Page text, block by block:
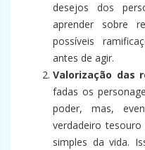
desejos dos
aprender sobre
possíveis
antes de agir.
Valorização das
fadas os
poder, mas,
verdadeiro
simples da vida.